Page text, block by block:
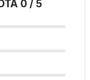
0 / 5